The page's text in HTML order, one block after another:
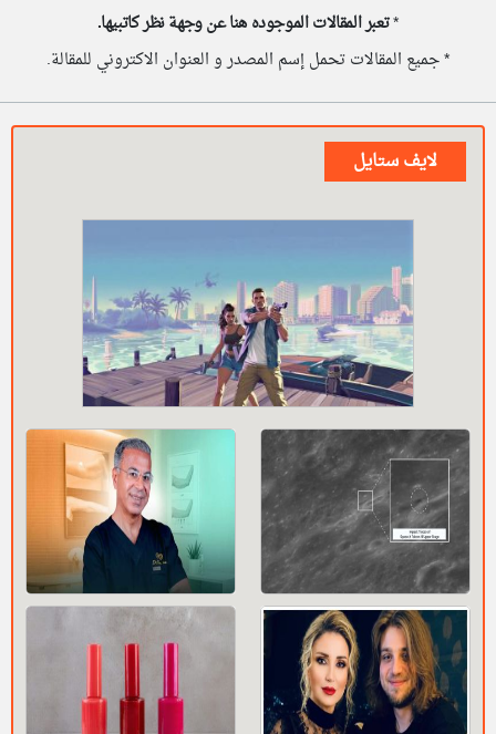
*تعبر المقالات الموجوده هنا عن وجهة نظر كاتبيها.
* جميع المقالات تحمل إسم المصدر و العنوان الاكتروني للمقالة.
لايف ستايل